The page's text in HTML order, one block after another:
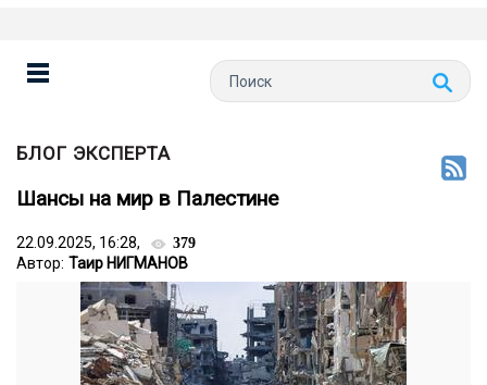
БЛОГ ЭКСПЕРТА
Шансы на мир в Палестине
22.09.2025, 16:28, 379
Автор: Таир НИГМАНОВ